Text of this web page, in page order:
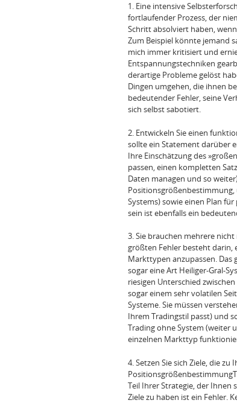
1. Eine intensive
fortlaufender Prozess, der
Schritt absolviert haben,
Zum Beispiel könnte jemand
mich immer kritisiert und
Entspannungstechniken
derartige Probleme gelöst
Dingen umgehen, die ihnen
bedeutender Fehler, seine
sich selbst sabotiert.
2. Entwickeln Sie einen
sollte ein Statement darüber
Ihre Einschätzung des
passen, einen kompletten
Daten managen und so
Positionsgrößenbestimmung,
Systems) sowie einen Plan
sein ist ebenfalls ein
3. Sie brauchen mehrere
größten Fehler besteht darin,
Markttypen anzupassen. Das
sogar eine Art Heiliger-Gral-
riesigen Unterschied
sogar einem sehr volatilen
Systeme. Sie müssen
Ihrem Tradingstil passt) und
Trading ohne System (weiter
einzelnen Markttyp
4. Setzen Sie sich Ziele, die
Teil Ihrer Strategie, der Ihnen
Ziele zu haben ist ein Fehler.